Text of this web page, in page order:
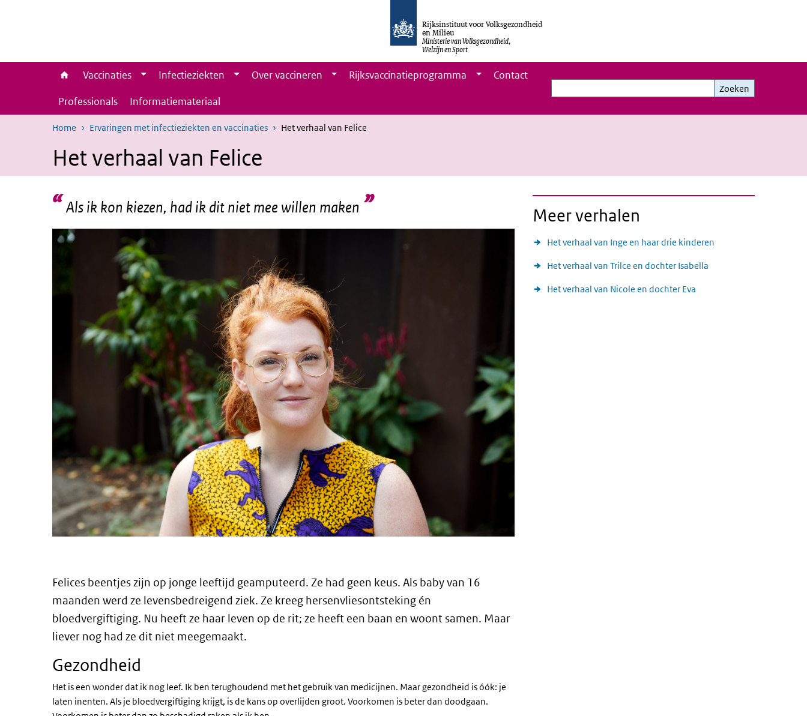
Rijksinstituut voor Volksgezondheid
en Milieu
Ministerie van Volksgezondheid,
Welzijn en Sport
Vaccinaties Infectieziekten Over vaccineren Rijksvaccinatieprogramma
Contact
Professionals
Informatiemateriaal
Zoeken
Zoeken
Home Ervaringen met infectieziekten en vaccinaties Het verhaal van Felice
Het verhaal van Felice
Als ik kon kiezen, had ik dit niet mee willen maken
Felices beentjes zijn op jonge leeftijd geamputeerd. Ze had geen keus. Als baby van 16
maanden werd ze levensbedreigend ziek. Ze kreeg hersenvliesontsteking én
bloedvergiftiging. Nu heeft ze haar leven op de rit; ze heeft een baan en woont samen. Maar
liever nog had ze dit niet meegemaakt.
Gezondheid
Het is een wonder dat ik nog leef. Ik ben terughoudend met het gebruik van medicijnen. Maar gezondheid is óók: je
laten inenten. Als je bloedvergiftiging krijgt, is de kans op overlijden groot. Voorkomen is beter dan doodgaan.
Meer verhalen
Het verhaal van Inge en haar drie kinderen
Het verhaal van Trilce en dochter Isabella
Het verhaal van Nicole en dochter Eva